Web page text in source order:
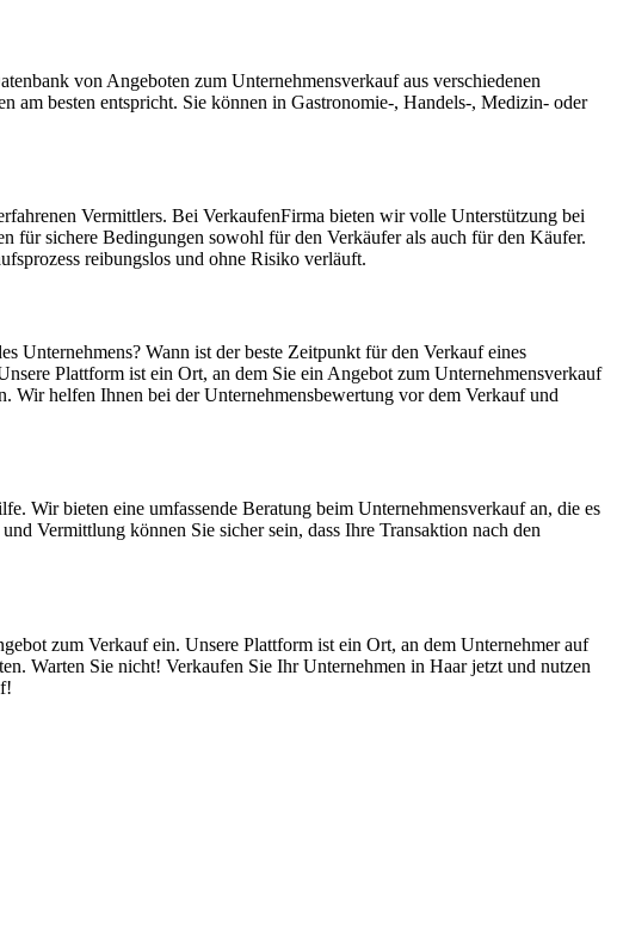
von Angeboten zum Unternehmensverkauf aus verschiedenen
am besten entspricht. Sie können in Gastronomie-, Handels-, Medizin- oder
Vermittlers. Bei VerkaufenFirma bieten wir volle Unterstützung bei
für sichere Bedingungen sowohl für den Verkäufer als auch für den Käufer.
reibungslos und ohne Risiko verläuft.
Unternehmens? Wann ist der beste Zeitpunkt für den Verkauf eines
Plattform ist ein Ort, an dem Sie ein Angebot zum Unternehmensverkauf
Wir helfen Ihnen bei der Unternehmensbewertung vor dem Verkauf und
Wir bieten eine umfassende Beratung beim Unternehmensverkauf an, die es
Vermittlung können Sie sicher sein, dass Ihre Transaktion nach den
zum Verkauf ein. Unsere Plattform ist ein Ort, an dem Unternehmer auf
Warten Sie nicht! Verkaufen Sie Ihr Unternehmen in Haar jetzt und nutzen